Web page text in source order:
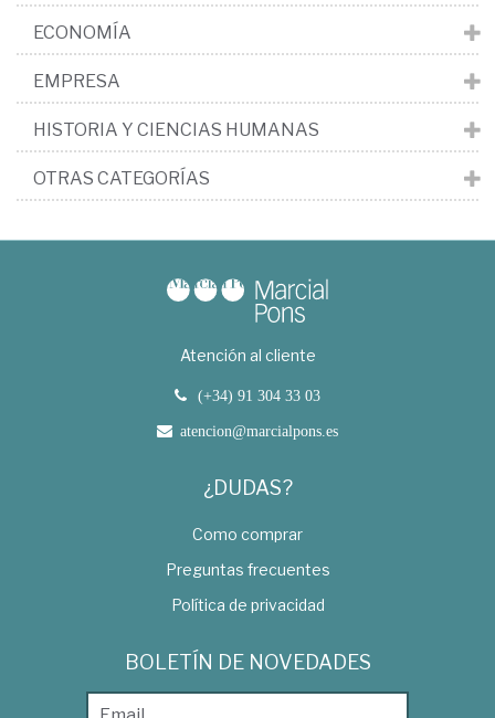
ECONOMÍA
EMPRESA
HISTORIA Y CIENCIAS HUMANAS
OTRAS CATEGORÍAS
Atención al cliente
(+34) 91 304 33 03
atencion@marcialpons.es
¿DUDAS?
Como comprar
Preguntas frecuentes
Política de privacidad
BOLETÍN DE NOVEDADES